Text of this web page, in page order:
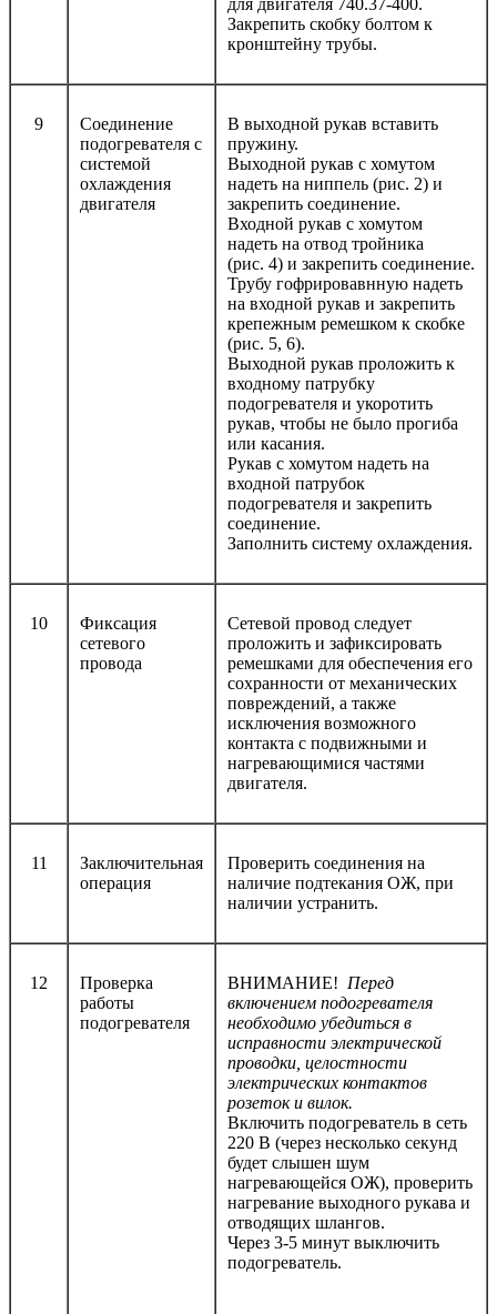
Закрепить скобку болтом к
кронштейну трубы.
9
Соединение
подогревателя с
системой
охлаждения
двигателя
В выходной рукав вставить
пружину.
Выходной рукав с хомутом
надеть на ниппель (рис. 2) и
закрепить соединение.
Входной рукав с хомутом
надеть на отвод тройника
(рис. 4) и закрепить соединение.
Трубу гофрировавнную надеть
на входной рукав и закрепить
крепежным ремешком к скобке
(рис. 5, 6).
Выходной рукав проложить к
входному патрубку
подогревателя и укоротить
рукав, чтобы не было прогиба
или касания.
Рукав с хомутом надеть на
входной патрубок
подогревателя и закрепить
соединение.
Заполнить систему охлаждения.
10
Фиксация
сетевого
провода
Сетевой провод следует
проложить и зафиксировать
ремешками для обеспечения его
сохранности от механических
повреждений, а также
исключения возможного
контакта с подвижными и
нагревающимися частями
двигателя.
11
Заключительная
операция
Проверить соединения на
наличие подтекания ОЖ, при
наличии устранить.
12
Проверка
работы
подогревателя
ВНИМАНИЕ! Перед
включением подогревателя
необходимо убедиться в
исправности электрической
проводки, целостности
электрических контактов
розеток и вилок.
Включить подогреватель в сеть
220 В (через несколько секунд
будет слышен шум
нагревающейся ОЖ), проверить
нагревание выходного рукава и
отводящих шлангов.
Через 3-5 минут выключить
подогреватель.